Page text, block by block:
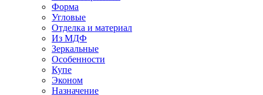
Форма
Угловые
Отделка и материал
Из МДФ
Зеркальные
Особенности
Купе
Эконом
Назначение